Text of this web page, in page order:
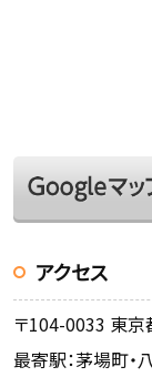
アクセス
〒104-0033 東
最寄駅：茅場町・